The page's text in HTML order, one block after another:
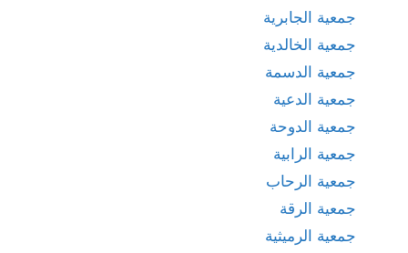
جمعية الجابرية
جمعية الخالدية
جمعية الدسمة
جمعية الدعية
جمعية الدوحة
جمعية الرابية
جمعية الرحاب
جمعية الرقة
جمعية الرميثية